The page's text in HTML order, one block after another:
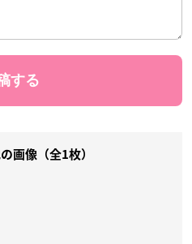
画像（全1枚）